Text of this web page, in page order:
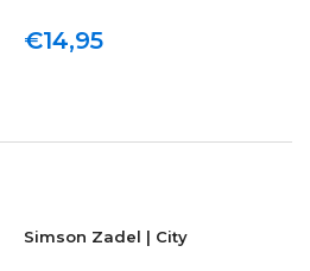
€14,95
Simson Zadel | City